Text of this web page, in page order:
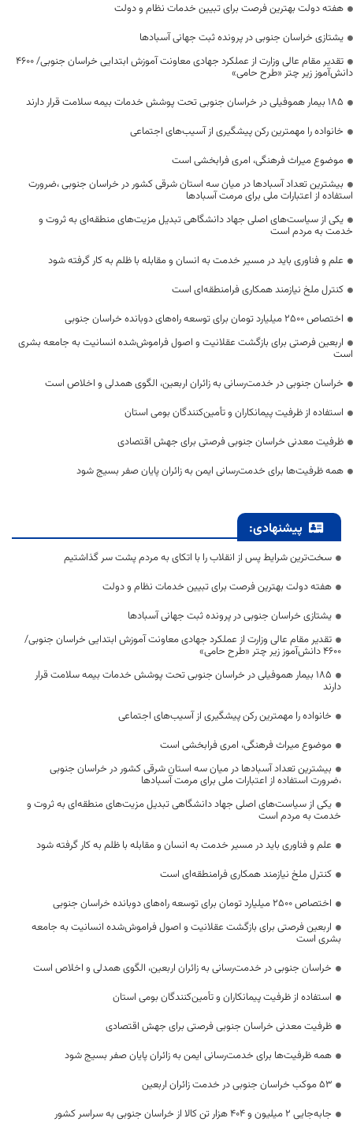
هفته دولت بهترین فرصت برای تبیین خدمات نظام و دولت
یشتازی خراسان جنوبی در پرونده ثبت جهانی آسبادها
تقدیر مقام عالی وزارت از عملکرد جهادی معاونت آموزش ابتدایی خراسان جنوبی/ ۴۶۰۰
دانش‌آموز زیر چتر «طرح حامی»
۱۸۵ بیمار هموفیلی در خراسان جنوبی تحت پوشش خدمات بیمه سلامت قرار دارند
خانواده را مهمترین رکن پیشگیری از آسیب‌های اجتماعی
موضوع میراث فرهنگی، امری فرابخشی است
بیشترین تعداد آسبادها در میان سه استان شرقی کشور در خراسان جنوبی ،ضرورت
استفاده از اعتبارات ملی برای مرمت آسبادها
یکی از سیاست‌های اصلی جهاد دانشگاهی تبدیل مزیت‌های منطقه‌ای به ثروت و
خدمت به مردم است
علم و فناوری باید در مسیر خدمت به انسان و مقابله با ظلم به کار گرفته شود
کنترل ملخ نیازمند همکاری فرامنطقه‌ای است
اختصاص 2500 میلیارد تومان برای توسعه راه‌های دوبانده خراسان جنوبی
اربعین فرصتی برای بازگشت عقلانیت و اصول فراموش‌شده انسانیت به جامعه بشری
است
خراسان جنوبی در خدمت‌رسانی به زائران اربعین، الگوی همدلی و اخلاص است
استفاده از ظرفیت پیمانکاران و تأمین‌کنندگان بومی استان
ظرفیت معدنی خراسان جنوبی فرصتی برای جهش اقتصادی
همه ظرفیت‌ها برای خدمت‌رسانی ایمن به زائران پایان صفر بسیج شود
پیشنهادی:
سخت‌ترین شرایط پس از انقلاب را با اتکای به مردم پشت سر گذاشتیم
هفته دولت بهترین فرصت برای تبیین خدمات نظام و دولت
یشتازی خراسان جنوبی در پرونده ثبت جهانی آسبادها
تقدیر مقام عالی وزارت از عملکرد جهادی معاونت آموزش ابتدایی خراسان جنوبی/
۴۶۰۰ دانش‌آموز زیر چتر «طرح حامی»
۱۸۵ بیمار هموفیلی در خراسان جنوبی تحت پوشش خدمات بیمه سلامت قرار
دارند
خانواده را مهمترین رکن پیشگیری از آسیب‌های اجتماعی
موضوع میراث فرهنگی، امری فرابخشی است
بیشترین تعداد آسبادها در میان سه استان شرقی کشور در خراسان جنوبی
،ضرورت استفاده از اعتبارات ملی برای مرمت آسبادها
یکی از سیاست‌های اصلی جهاد دانشگاهی تبدیل مزیت‌های منطقه‌ای به ثروت و
خدمت به مردم است
علم و فناوری باید در مسیر خدمت به انسان و مقابله با ظلم به کار گرفته شود
کنترل ملخ نیازمند همکاری فرامنطقه‌ای است
اختصاص 2500 میلیارد تومان برای توسعه راه‌های دوبانده خراسان جنوبی
اربعین فرصتی برای بازگشت عقلانیت و اصول فراموش‌شده انسانیت به جامعه
بشری است
خراسان جنوبی در خدمت‌رسانی به زائران اربعین، الگوی همدلی و اخلاص است
استفاده از ظرفیت پیمانکاران و تأمین‌کنندگان بومی استان
ظرفیت معدنی خراسان جنوبی فرصتی برای جهش اقتصادی
همه ظرفیت‌ها برای خدمت‌رسانی ایمن به زائران پایان صفر بسیج شود
53 موکب خراسان جنوبی در خدمت زائران اربعین
جابه‌جایی 2 میلیون و 404 هزار تن کالا از خراسان جنوبی به سراسر کشور